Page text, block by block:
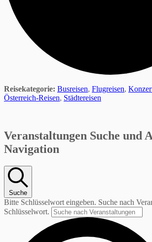
Reisekategorie: Busreisen, Flugreisen,
Österreich-Reisen, Städtereisen
Veranstaltungen
Veranstaltungen Suche und
Navigation
Suche
Bitte Schlüsselwort eingeben. Suche nach
Schlüsselwort.